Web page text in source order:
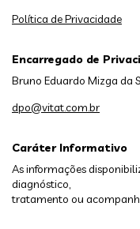
Caráter Informativo
As informações
diagnóstico,
tratamento ou
Política de Privacidade
Encarregado de
Bruno Eduardo Mizga da
dpo@vitat.com.br